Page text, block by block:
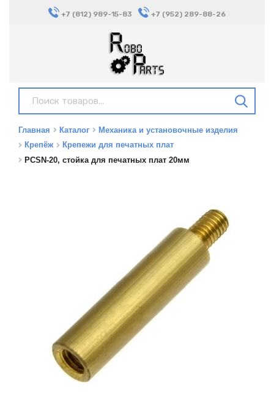
+7 (812) 989-15-83 +7 (952) 289-88-26
Главная Каталог
Механика и установочные изделия
Крепёж
Крепежи для печатных плат
PCSN-20, стойка для печатных плат 20мм